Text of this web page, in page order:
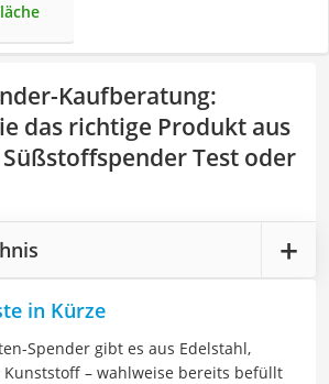
Kaufberatung:
das richtige Produkt aus
Test oder
in Kürze
Spender gibt es aus Edelstahl,
Kunststoff – wahlweise bereits befüllt